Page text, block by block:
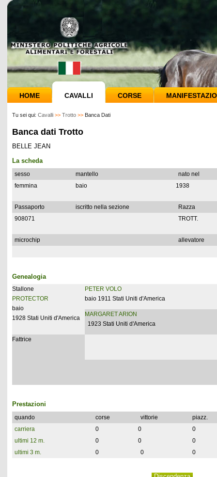
HOME CAVALLI CORSE
Tu sei qui: Cavalli >> Trotto >> Banca Dati
Banca dati Trotto
BELLE JEAN
La scheda
sesso mantello
nato nel
femmina
baio 1938
Passaporto iscritto nella sezione
Razza
908071
TROTT.
microchip allevatore
Genealogia
Stallone
PROTECTOR
baio
1928 Stati Uniti d'America
PETER VOLO
baio 1911 Stati Uniti d'America
MARGARET ARION
1923 Stati Uniti d'America
Fattrice
Prestazioni
quando corse vittorie
piazz.
carriera
0 0
0
ultimi 12 m.
0 0
0
ultimi 3 m.
0 0 0